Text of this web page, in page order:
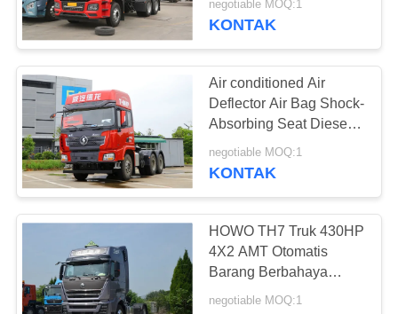
Bus Tur Bekas
Truk kargo bekas
Truck
negotiable MOQ:1
KONTAK
Air conditioned Air
Deflector Air Bag Shock-
Absorbing Seat Diesel
550HP Shacman Traktor
Berat
negotiable MOQ:1
KONTAK
HOWO TH7 Truk 430HP
4X2 AMT Otomatis
Barang Berbahaya
Traktor Fairing Side
negotiable MOQ:1